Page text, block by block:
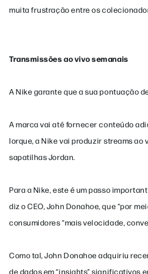
muita frustração entre os
Transmissões ao vivo semanais
A Nike garante que a sua pontuação
A marca vai até fornecer conteúdo
Iorque, a Nike vai produzir streams ao
sapatilhas Jordan.
Para a Nike, este é um passo
diz o CEO, John Donahoe, que “por
consumidores “mais velocidade,
Como tal, John Donahoe adquiriu
de dados em “insights” significativos